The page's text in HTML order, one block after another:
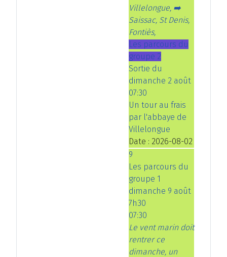
Villelongue, ➡️
Saissac, St Denis,
Fontiès,
Les parcours du
groupe 2
Sortie du
dimanche 2 août
07:30
Un tour au frais
par l'abbaye de
Villelongue
Date : 2026-08-02
9
Les parcours du
groupe 1
dimanche 9 août
7h30
07:30
Le vent marin doit
rentrer ce
dimanche, un